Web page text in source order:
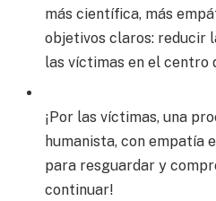
más científica, más
objetivos claros: reducir
las víctimas en el centro
¡Por las víctimas, una
humanista, con empatía
para resguardar y
continuar!